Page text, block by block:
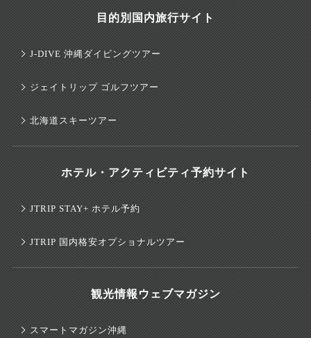
目的別国内旅行サイト
J-DIVE 沖縄ダイビングツアー
ジェイトリップ ゴルフツアー
北海道スキーツアー
ホテル・アクティビティ予約サイト
JTRIP STAY+ ホテル予約
JTRIP 国内格安オプショナルツアー
観光情報ウェブマガジン
スマートマガジン沖縄